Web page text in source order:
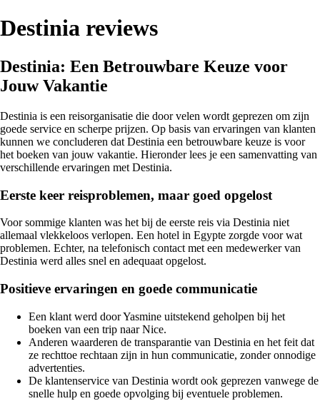
Destinia reviews
Destinia: Een Betrouwbare Keuze voor
Jouw Vakantie
Destinia is een reisorganisatie die door velen wordt geprezen om zijn
goede service en scherpe prijzen. Op basis van ervaringen van klanten
kunnen we concluderen dat Destinia een betrouwbare keuze is voor
het boeken van jouw vakantie. Hieronder lees je een samenvatting van
verschillende ervaringen met Destinia.
Eerste keer reisproblemen, maar goed opgelost
Voor sommige klanten was het bij de eerste reis via Destinia niet
allemaal vlekkeloos verlopen. Een hotel in Egypte zorgde voor wat
problemen. Echter, na telefonisch contact met een medewerker van
Destinia werd alles snel en adequaat opgelost.
Positieve ervaringen en goede communicatie
Een klant werd door Yasmine uitstekend geholpen bij het
boeken van een trip naar Nice.
Anderen waarderen de transparantie van Destinia en het feit dat
ze rechttoe rechtaan zijn in hun communicatie, zonder onnodige
advertenties.
De klantenservice van Destinia wordt ook geprezen vanwege de
snelle hulp en goede opvolging bij eventuele problemen.